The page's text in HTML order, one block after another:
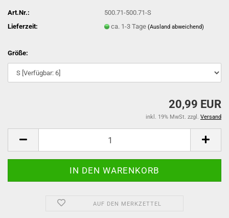
Art.Nr.:
500.71-500.71-S
Lieferzeit:
ca. 1-3 Tage(Ausland abweichend)
Größe:
20,99 EUR
inkl. 19% MwSt. zzgl. Versand
AUF DEN MERKZETTEL